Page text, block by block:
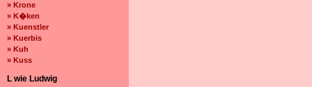
» Krone
» K�ken
» Kuenstler
» Kuerbis
» Kuh
» Kuss
L wie Ludwig